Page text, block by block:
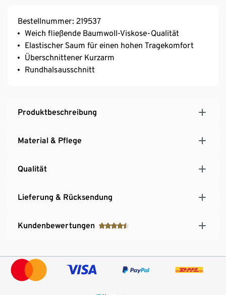
Bestellnummer: 219537
Weich fließende Baumwoll-Viskose-Qualität
Elastischer Saum für einen hohen Tragekomfort
Überschnittener Kurzarm
Rundhalsausschnitt
Produktbeschreibung
Material & Pflege
Qualität
Lieferung & Rücksendung
Kundenbewertungen